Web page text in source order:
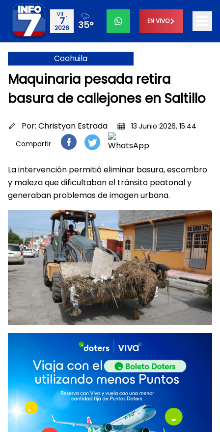
VIE.,
7
2026 35° EN VIVO
Coahuila
Maquinaria pesada retira
basura de callejones en Saltillo
Por: Christyan Estrada
13 Junio 2026, 15:44
Compartir
La intervención permitió eliminar basura, escombro
y maleza que dificultaban el tránsito peatonal y
generaban problemas de imagen urbana.